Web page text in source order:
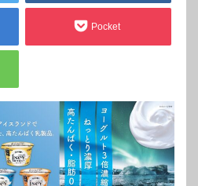
Pocket